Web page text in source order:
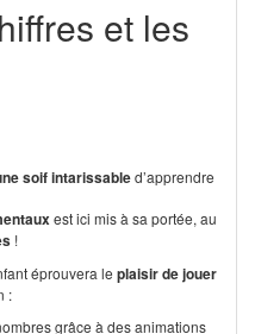
et les
soif intarissabled’apprendre
est ici mis à sa portée, au
!
éprouvera le plaisir de jouer
:
grâce à des animations